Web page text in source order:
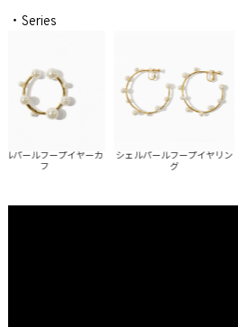
・Series
ールフープイヤーカ
シェルパールフープイヤリン